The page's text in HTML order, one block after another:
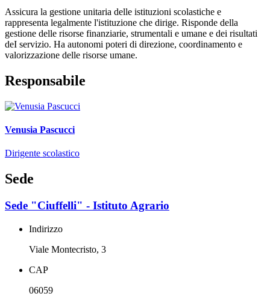
Assicura la gestione unitaria delle istituzioni scolastiche e
rappresenta legalmente l'istituzione che dirige. Risponde della
gestione delle risorse finanziarie, strumentali e umane e dei risultati
deI servizio. Ha autonomi poteri di direzione, coordinamento e
valorizzazione delle risorse umane.
Responsabile
Venusia Pascucci
Dirigente scolastico
Sede
Sede "Ciuffelli" - Istituto Agrario
Indirizzo
Viale Montecristo, 3
CAP
06059